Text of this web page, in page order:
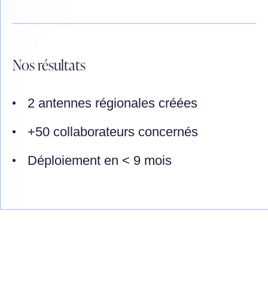
Nos résultats
2 antennes régionales créées
+50 collaborateurs concernés
Déploiement en < 9 mois